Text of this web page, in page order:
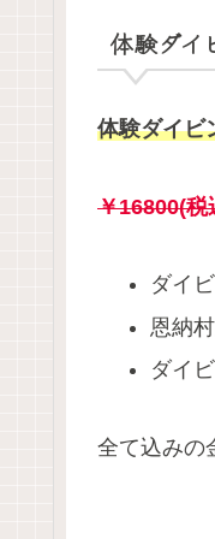
体験ダイ
体験ダイビ
￥16800(税
ダイ
恩納
ダイ
全て込みの